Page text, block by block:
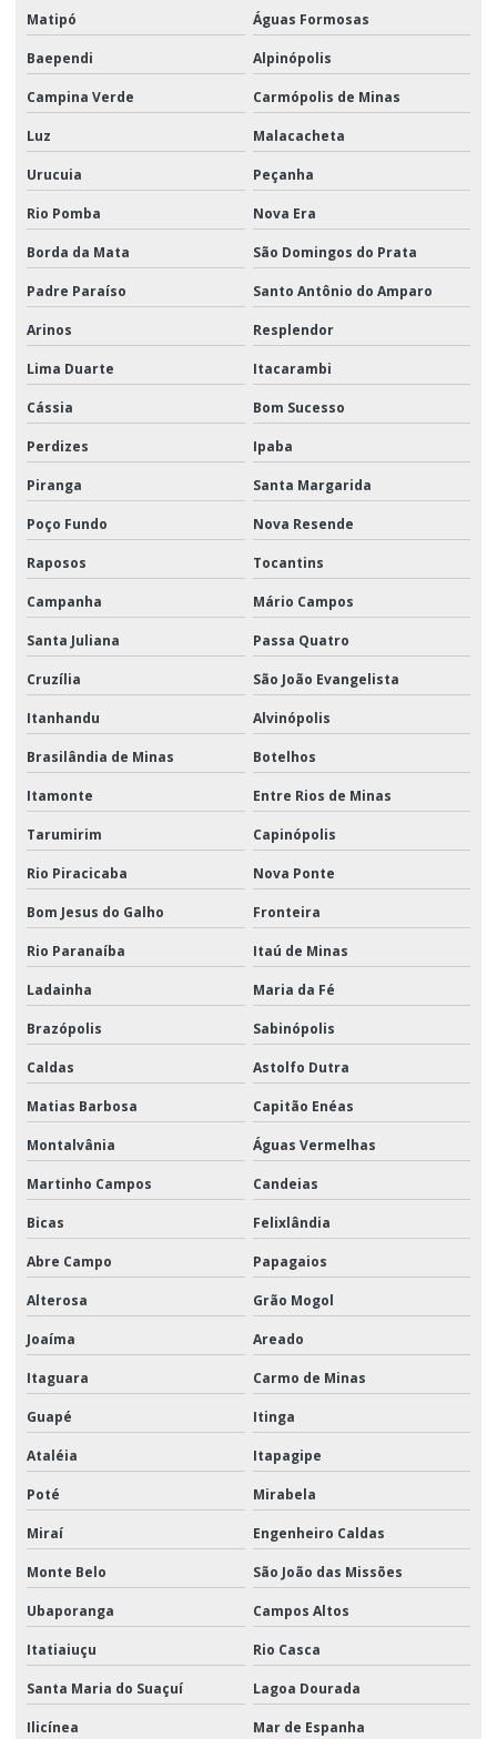
Matipó Águas Formosas
Baependi Alpinópolis
Campina Verde Carmópolis de Minas
Luz Malacacheta
Urucuia Peçanha
Rio Pomba Nova Era
Borda da Mata São Domingos do Prata
Padre Paraíso Santo Antônio do Amparo
Arinos Resplendor
Lima Duarte Itacarambi
Cássia Bom Sucesso
Perdizes Ipaba
Piranga Santa Margarida
Poço Fundo Nova Resende
Raposos Tocantins
Campanha Mário Campos
Santa Juliana Passa Quatro
Cruzília São João Evangelista
Itanhandu Alvinópolis
Brasilândia de Minas Botelhos
Itamonte Entre Rios de Minas
Tarumirim Capinópolis
Rio Piracicaba Nova Ponte
Bom Jesus do Galho Fronteira
Rio Paranaíba Itaú de Minas
Ladainha Maria da Fé
Brazópolis Sabinópolis
Caldas Astolfo Dutra
Matias Barbosa Capitão Enéas
Montalvânia Águas Vermelhas
Martinho Campos Candeias
Bicas Felixlândia
Abre Campo Papagaios
Alterosa Grão Mogol
Joaíma Areado
Itaguara Carmo de Minas
Guapé Itinga
Ataléia Itapagipe
Poté Mirabela
Miraí Engenheiro Caldas
Monte Belo São João das Missões
Ubaporanga Campos Altos
Itatiaiuçu Rio Casca
Santa Maria do Suaçuí Lagoa Dourada
Ilicínea Mar de Espanha